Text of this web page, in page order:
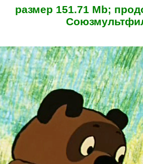
размер 151.71 Mb;